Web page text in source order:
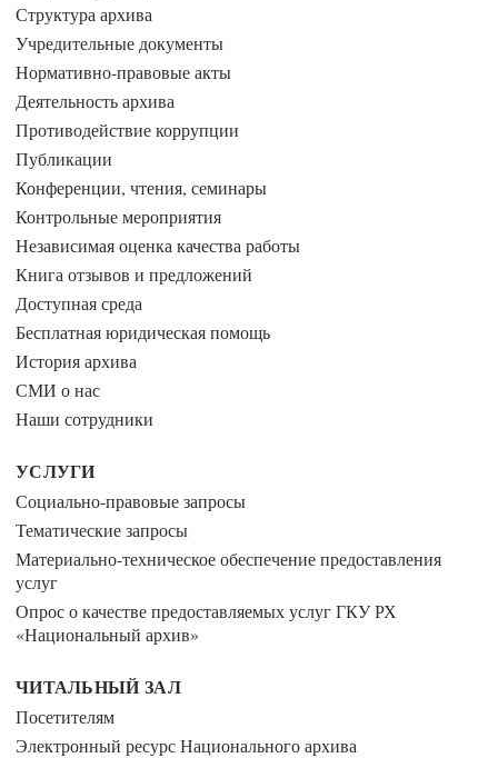
Структура архива
Учредительные документы
Нормативно-правовые акты
Деятельность архива
Противодействие коррупции
Публикации
Конференции, чтения, семинары
Контрольные мероприятия
Независимая оценка качества работы
Книга отзывов и предложений
Доступная среда
Бесплатная юридическая помощь
История архива
СМИ о нас
Наши сотрудники
УСЛУГИ
Социально-правовые запросы
Тематические запросы
Материально-техническое обеспечение предоставления
услуг
Опрос о качестве предоставляемых услуг ГКУ РХ
«Национальный архив»
ЧИТАЛЬНЫЙ ЗАЛ
Посетителям
Электронный ресурс Национального архива